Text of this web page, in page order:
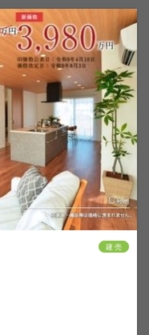
建 売